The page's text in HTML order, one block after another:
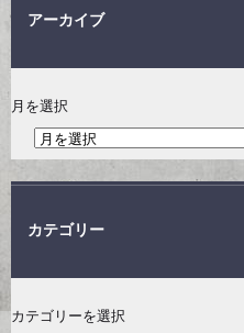
アーカイブ
月を選択
カテゴリー
カテゴリーを選択